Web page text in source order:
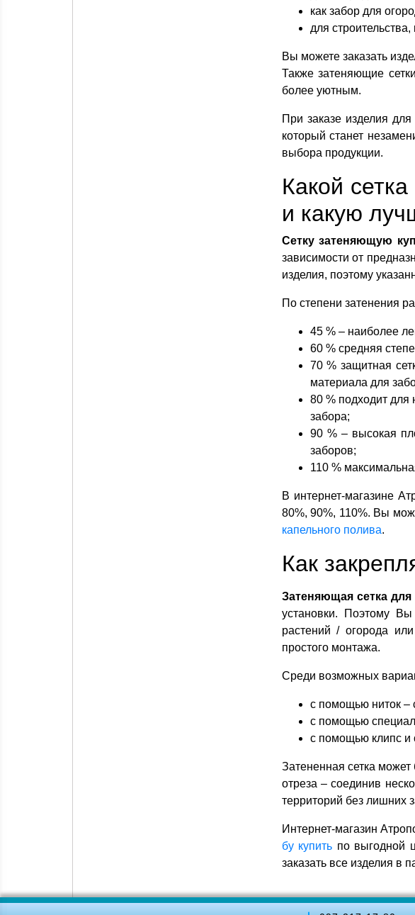
как забор для
для
Вы можете заказать
Также затеняющие
более уютным.
При заказе изделия
который станет
выбора продукции.
Какой
и какую
Сетку затеняющую
зависимости от
изделия, поэтому
По степени затенения
45 % – наиболее
60 % средняя
70 % защитная
материала для
80 % подходит для
забора;
90 % – высокая
заборов;
110 %
В интернет-магазине
80%, 90%, 110%. Вы
капельного полива.
Как
Затеняющая сетка для
установки. Поэтому
растений / огорода
простого монтажа.
Среди возможных
с помощью ниток –
с помощью
с помощью клипс и
Затененная сетка
отреза – соединив
территорий без лишних
Интернет-магазин
бу купить по выгодной
заказать все изделия в